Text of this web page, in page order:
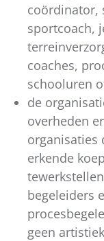
coördinator,
sportcoach,
coaches,
schooluren
de
overheden
organisaties
erkende
begeleiders
geen